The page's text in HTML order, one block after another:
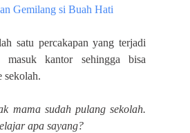
Gemilang si Buah Hati
satu percakapanyang terjadi
masuk kantor sehingga bisa
sekolah.
mama sudah pulang sekolah.
apa sayang?